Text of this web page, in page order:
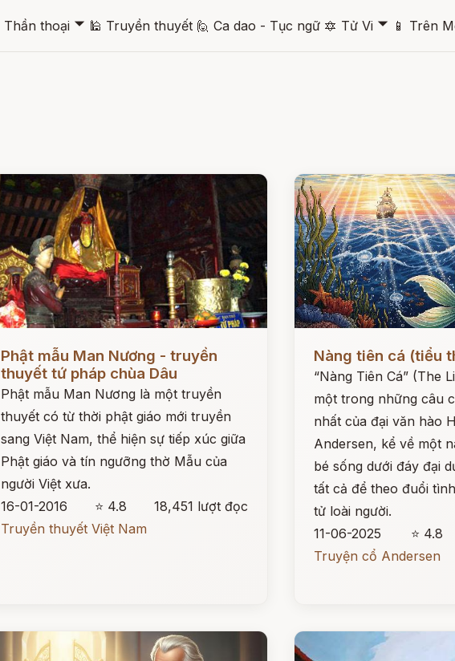
Thần thoại 🞃 🕌 Truyền thuyết 🙋 Ca dao - Tục ngữ 🔯 Tử Vi 🞃 📱 Trên
Phật mẫu Man Nương - truyền
thuyết tứ pháp chùa Dâu
Phật mẫu Man Nương là một truyền
thuyết có từ thời phật giáo mới truyền
sang Việt Nam, thể hiện sự tiếp xúc giữa
Phật giáo và tín ngưỡng thờ Mẫu của
người Việt xưa.
16-01-2016
⭐ 4.8
18,451 lượt đọc
Truyền thuyết Việt Nam
Nàng tiên cá (tiểu
“Nàng Tiên Cá” (The
một trong những câu
nhất của đại văn hào
Andersen, kể về một
bé sống dưới đáy đại
tất cả để theo đuổi
tử loài người.
11-06-2025
⭐ 4.8
Truyện cổ Andersen